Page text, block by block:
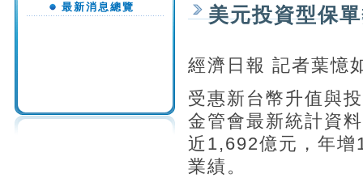
最新消息總覽 美元投資型保
經濟日報 記者葉憶
受惠新台幣升值與
金管會最新統計資
近1,692億元，年
業績。